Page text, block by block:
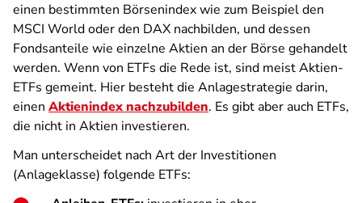
einen bestimmten Börsenindex wie zum Beispiel den
MSCI World oder den DAX nachbilden, und dessen
Fondsanteile wie einzelne Aktien an der Börse gehandelt
werden. Wenn von ETFs die Rede ist, sind meist Aktien-
ETFs gemeint. Hier besteht die Anlagestrategie darin,
einen Aktienindex nachzubilden. Es gibt aber auch ETFs,
die nicht in Aktien investieren.
Man unterscheidet nach Art der Investitionen
(Anlageklasse) folgende ETFs: